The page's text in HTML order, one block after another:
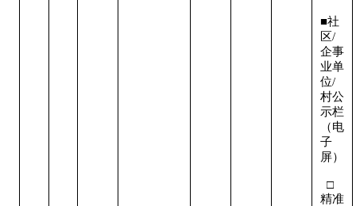
■社
区/
企事
业单
位/
村公
示栏
（电
子
屏）
□
精准